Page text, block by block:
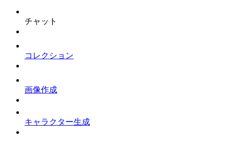
チャット
コレクション
画像作成
キャラクター生成